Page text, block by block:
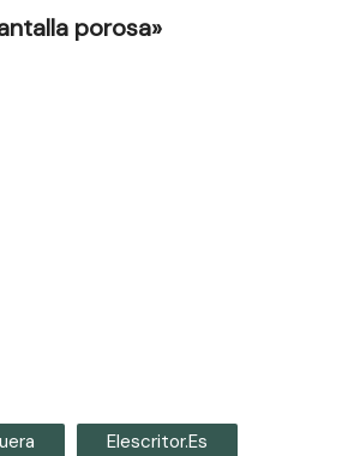
porosa»
Elescritor.es